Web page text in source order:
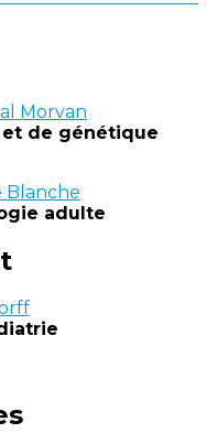
Morvan
de génétique
Blanche
adulte